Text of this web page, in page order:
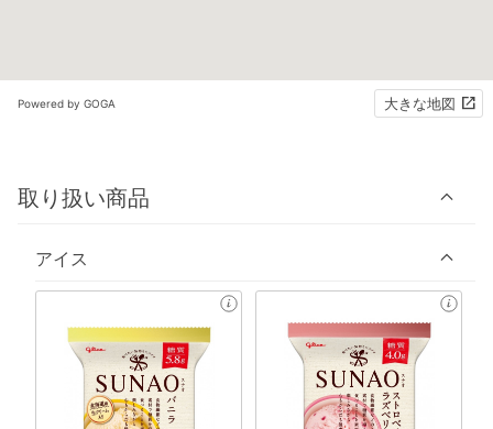
Powered by GOGA 大きな地図
取り扱い商品
アイス